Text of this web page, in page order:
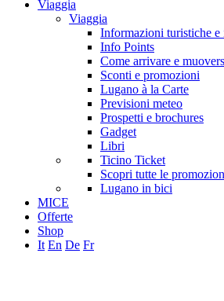
Viaggia
Viaggia
Informazioni turistiche e
Info Points
Come arrivare e
Sconti e promozioni
Lugano à la Carte
Previsioni meteo
Prospetti e brochures
Gadget
Libri
Ticino Ticket
Scopri tutte le
Lugano in bici
MICE
Offerte
Shop
It En De Fr